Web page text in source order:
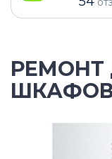
РЕМОНТ
ШКАФОВ